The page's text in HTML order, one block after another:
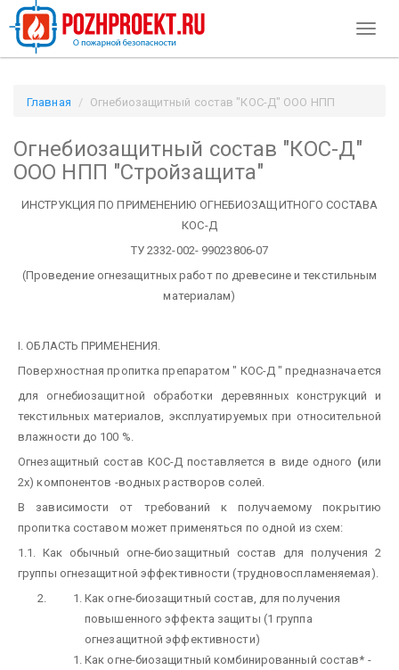
Главная
Огнебиозащитный состав "КОС-Д" ООО НПП
Огнебиозащитный состав "КОС-Д"
ООО НПП "Стройзащита"
ИНСТРУКЦИЯ ПО ПРИМЕНЕНИЮ ОГНЕБИОЗАЩИТНОГО СОСТАВА
КОС-Д
ТУ 2332-002- 99023806-07
(Проведение огнезащитных работ по древесине и текстильным
материалам)
I. ОБЛАСТЬ ПРИМЕНЕНИЯ.
Поверхностная пропитка препаратом " КОС-Д " предназначается
для огнебиозащитной обработки деревянных конструкций и
текстильных материалов, эксплуатируемых при относительной
влажности до 100 %.
Огнезащитный состав КОС-Д поставляется в виде одного (или
2х) компонентов -водных растворов солей.
В зависимости от требований к получаемому покрытию
пропитка составом может применяться по одной из схем:
1.1. Как обычный огне-биозащитный состав для получения 2
группы огнезащитной эффективности (трудновоспламеняемая).
Как огне-биозащитный состав, для получения
повышенного эффекта защиты (1 группа
огнезащитной эффективности)
Как огне-биозащитный комбинированный состав* -